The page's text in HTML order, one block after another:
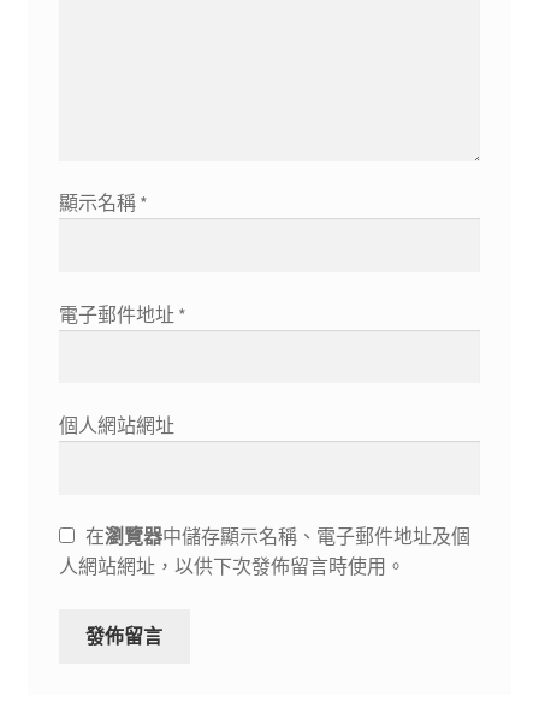
顯示名稱 *
電子郵件地址 *
個人網站網址
在瀏覽器中儲存顯示名稱、電子郵件地址及個
人網站網址，以供下次發佈留言時使用。